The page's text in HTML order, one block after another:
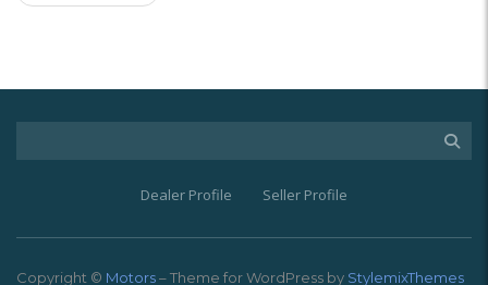
Dealer Profile Seller Profile
Copyright © Motors– Theme for WordPress by StylemixThemes